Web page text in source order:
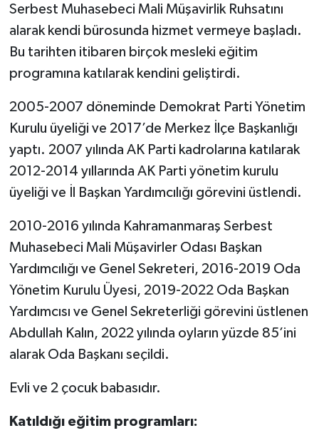
Serbest Muhasebeci Mali Müşavirlik Ruhsatını
alarak kendi bürosunda hizmet vermeye başladı.
Bu tarihten itibaren birçok mesleki eğitim
programına katılarak kendini geliştirdi.
2005-2007 döneminde Demokrat Parti Yönetim
Kurulu üyeliği ve 2017’de Merkez İlçe Başkanlığı
yaptı. 2007 yılında AK Parti kadrolarına katılarak
2012-2014 yıllarında AK Parti yönetim kurulu
üyeliği ve İl Başkan Yardımcılığı görevini üstlendi.
2010-2016 yılında Kahramanmaraş Serbest
Muhasebeci Mali Müşavirler Odası Başkan
Yardımcılığı ve Genel Sekreteri, 2016-2019 Oda
Yönetim Kurulu Üyesi, 2019-2022 Oda Başkan
Yardımcısı ve Genel Sekreterliği görevini üstlenen
Abdullah Kalın, 2022 yılında oyların yüzde 85’ini
alarak Oda Başkanı seçildi.
Evli ve 2 çocuk babasıdır.
Katıldığı eğitim programları: